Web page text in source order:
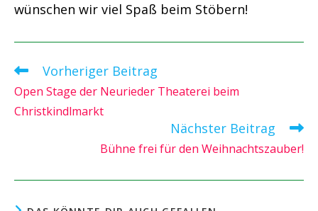
wünschen wir viel Spaß beim Stöbern!
Weitere
ansehen
Vorheriger Beitrag
Open Stage der Neurieder Theaterei beim
Christkindlmarkt
Nächster Beitrag
Bühne frei für den Weihnachtszauber!